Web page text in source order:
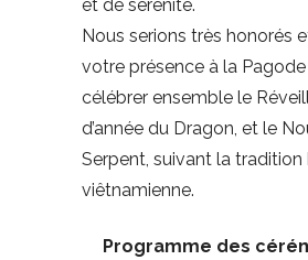
et de sérénité.
Nous serions très honorés
votre présence à la
célébrer ensemble le
d’année du Dragon, et le
Serpent, suivant la
viêtnamienne.
Programme des